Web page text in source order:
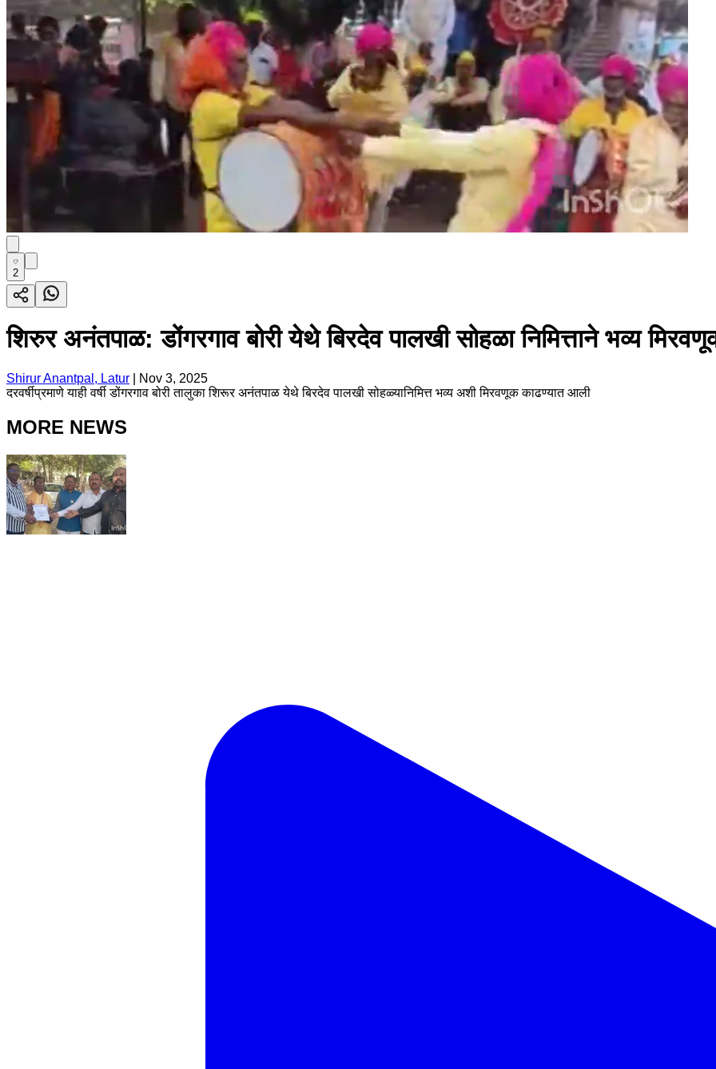
2
शिरुर अनंतपाळ: डोंगरगाव बोरी येथे बिरदेव पालखी सोहळा निमित्ताने भव्य
Shirur Anantpal, Latur
Nov 3, 2025
दरवर्षीप्रमाणे याही वर्षी डोंगरगाव बोरी तालुका शिरूर अनंतपाळ येथे बिरदेव पालखी सोहळ्यानिमित्त भव्य अशी मिरवणूक काढण्यात आली
MORE NEWS